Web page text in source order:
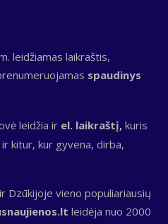
leidžiamas laikraštis,
spaudinys
leidžia ir el. laikraštį, kuris
kitur, kur gyvena, dirba,
Dzūkijoje vieno populiariausių
leidėja nuo 2000